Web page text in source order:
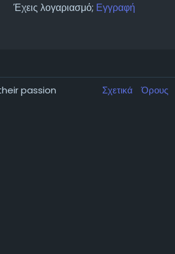
Έχεις λογαριασμό; Εγγραφή
passion
Σχετικά Όρους